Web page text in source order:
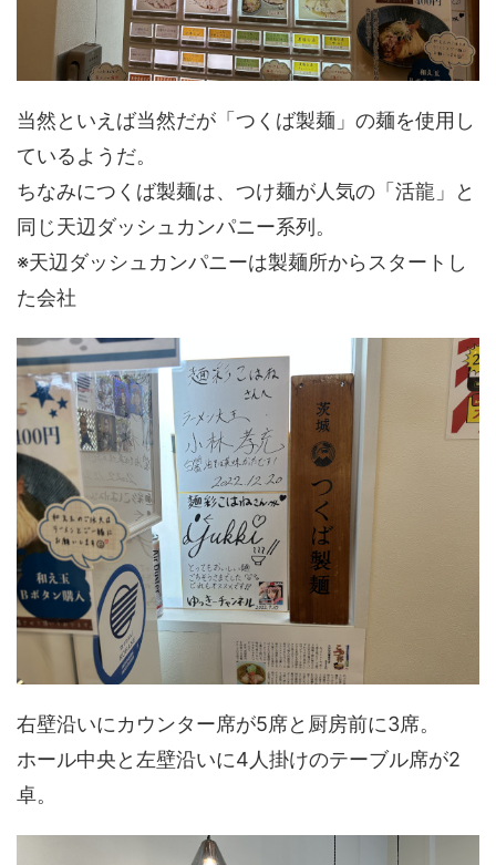
当然といえば当然だが「つくば製麺」の麺を使用し
ているようだ。
ちなみにつくば製麺は、つけ麺が人気の「活龍」と
同じ天辺ダッシュカンパニー系列。
※天辺ダッシュカンパニーは製麺所からスタートし
た会社
右壁沿いにカウンター席が5席と厨房前に3席。
ホール中央と左壁沿いに4人掛けのテーブル席が2
卓。